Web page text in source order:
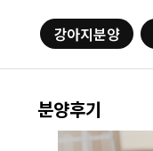
강아지분양
분양후기